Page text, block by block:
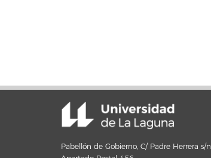
Pabellón de Gobierno, C/ Padre Herrera s/n